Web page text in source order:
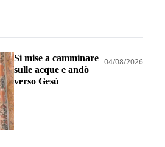
Si mise a camminare
sulle acque e andò
verso Gesù
04/08/2026